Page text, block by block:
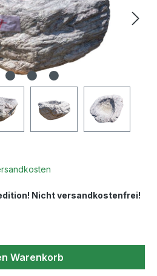
Nicht versandkostenfrei!
Gib den
Warenkorb